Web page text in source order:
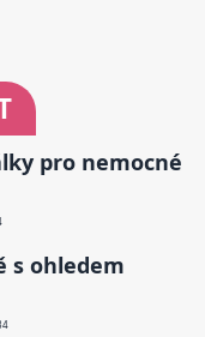
pro nemocné
s ohledem